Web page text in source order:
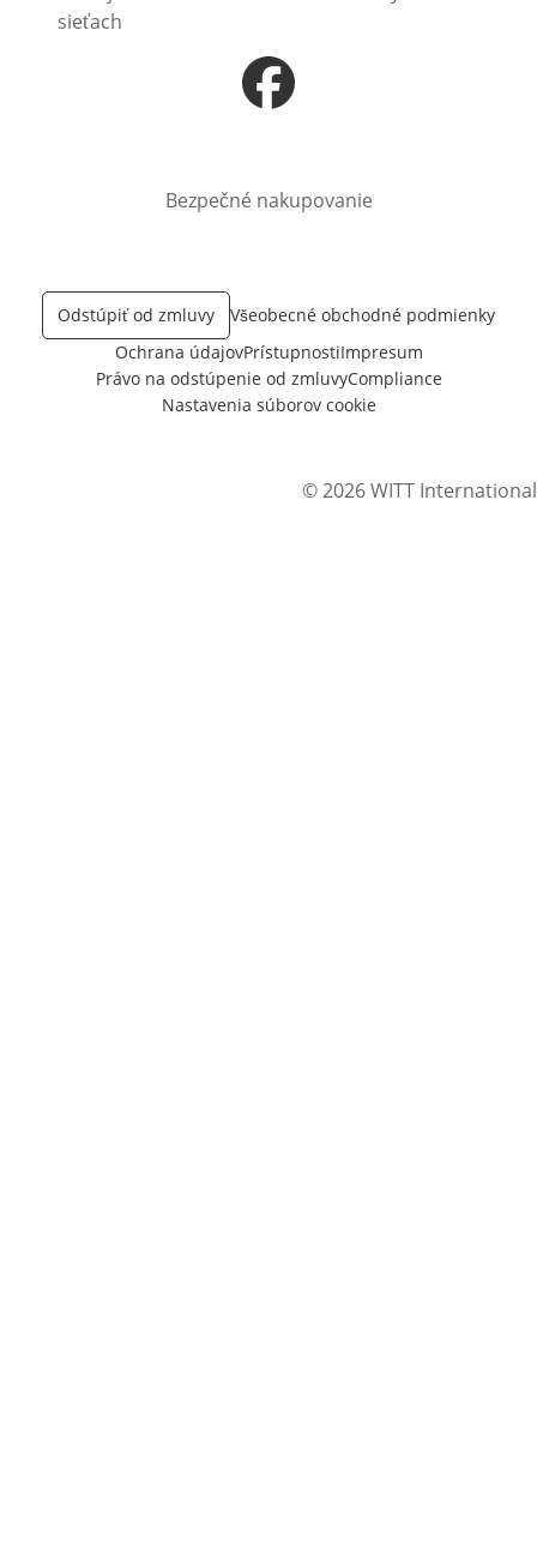
sieťach
Otvorí sa vnovom okne
Bezpečné nakupovanie
Odstúpiť od zmluvy
Všeobecné obchodné podmienky
Ochrana údajovPrístupnostiImpresum
Právo na odstúpenie od zmluvyCompliance
Nastavenia súborov cookie
© 2026 WITT International